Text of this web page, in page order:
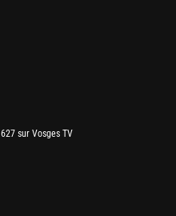
sur Vosges TV